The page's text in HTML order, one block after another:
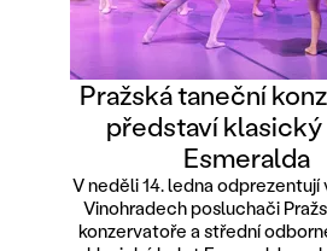
Pražská taneční
představí
Esmeralda
V neděli 14. ledna odprezentují
Vinohradech posluchači
konzervatoře a střední